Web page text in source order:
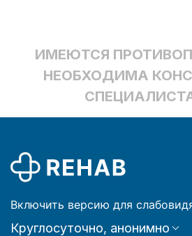
ИМЕЮТСЯ
НЕОБХОДИМА
Включить версию для
Круглосуточно, анонимно